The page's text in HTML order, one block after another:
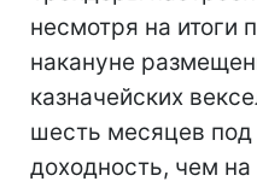
несмотря на итоги
накануне
казначейских
шесть месяцев
доходность, чем